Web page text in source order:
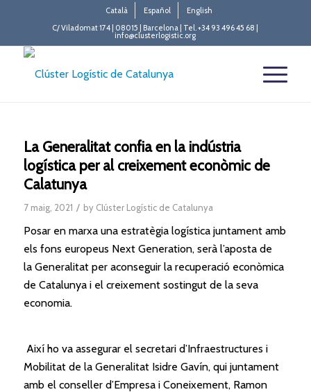
Català Español
English
C/ Viladomat 174 | 08015 | Barcelona | Tel. +34 93 496 45 68 |
info@clusterlogistic.org
La Generalitat confia en la indústria
logística per al creixement econòmic de
Calatunya
7 maig, 2021 / by Clúster Logístic de Catalunya
Posar en marxa una estratègia logísticajuntament amb
els fons europeus Next Generation, serà l’aposta de
la Generalitatper aconseguir la recuperació econòmica
de Catalunya i elcreixement sostingut de la seva
economia.
Així ho va assegurar elsecretari d’Infraestructures i
Mobilitat de la GeneralitatIsidre Gavín, qui juntament
amb elconseller d’Empresa i Coneixement, Ramon